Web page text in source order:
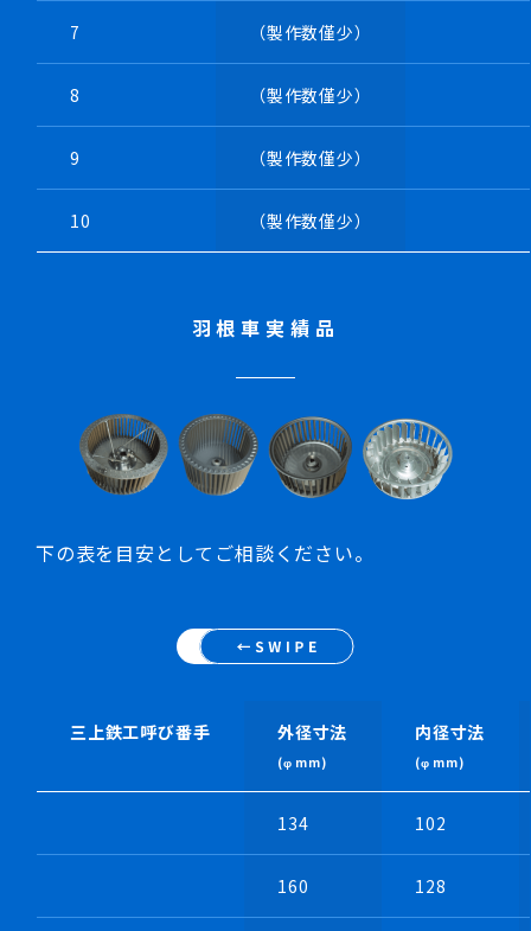
・装置メーカー様向け部品出荷
・ステンレス製羽根車とし乾燥装置で活躍
7 （製作数僅少）
8 （製作数僅少）
9 （製作数僅少）
10 （製作数僅少）
羽根車実績品
下の表を目安としてご相談ください。
三上鉄工呼び番手 外径寸法
(φ mm)
内径寸法
(φ mm)
134 102
160 128